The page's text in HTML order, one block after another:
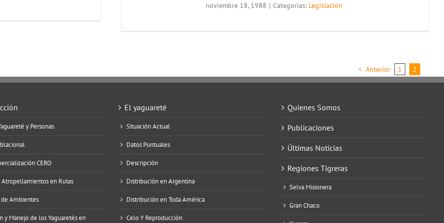
noviembre 18, 1988 | Categorías: Legislación
Anterior 1 2
y Personas
CERO
en Rutas
Ambientes
y Manejo de los Yaguaretés en
El yaguareté
Situación Actual
Datos Puntuales
Descripción
Distribución en Argentina
Distribución en Toda América
Celo Y Reproducción
Quienes Somos
Publicaciones
Últimas Noticias
Regiones Tigreras
Selva Misionera
Gran Chaco